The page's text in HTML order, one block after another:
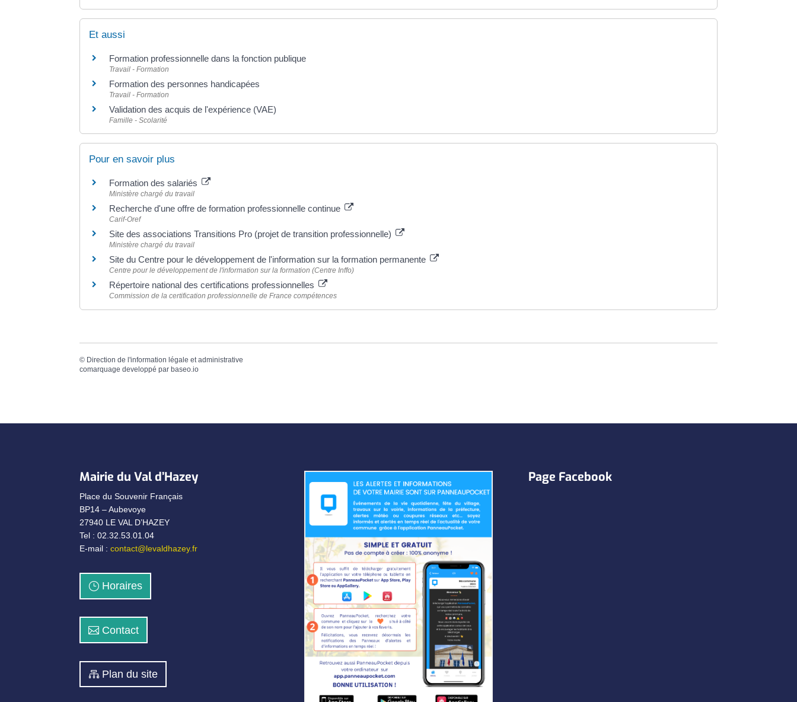
Et aussi
Formation professionnelle dans la fonction publique
Travail - Formation
Formation des personnes handicapées
Travail - Formation
Validation des acquis de l'expérience (VAE)
Famille - Scolarité
Pour en savoir plus
Formation des salariés
Ministère chargé du travail
Recherche d'une offre de formation professionnelle continue
Carif-Oref
Site des associations Transitions Pro (projet de transition professionnelle)
Ministère chargé du travail
Site du Centre pour le développement de l'information sur la formation permanente
Centre pour le développement de l'information sur la formation (Centre Inffo)
Répertoire national des certifications professionnelles
Commission de la certification professionnelle de France compétences
© Direction de l'information légale et administrative
comarquage developpé parbaseo.io
Mairie du Val d’Hazey
Place du Souvenir Français
BP14 – Aubevoye
27940 LE VAL D’HAZEY
Tel : 02.32.53.01.04
E-mail :contact@levaldhazey.fr
Horaires
Contact
Plan du site
Page Facebook